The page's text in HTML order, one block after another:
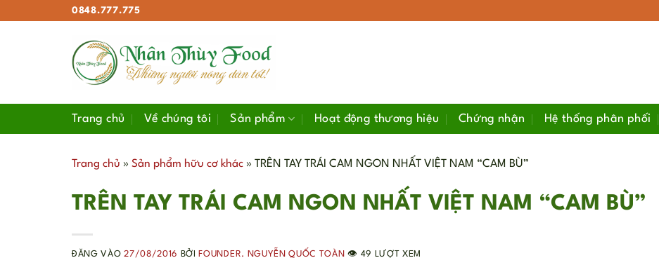
0848.777.775
Trang chủ Về chúng tôi Sản phẩm Hoạt động thương hiệu Chứng nhận Hệ thống phân phối
Trang chủ » Sản phẩm hữu cơ khác » TRÊN TAY TRÁI CAM NGON NHẤT VIỆT NAM “CAM BÙ”
TRÊN TAY TRÁI CAM NGON NHẤT VIỆT NAM “CAM BÙ”
ĐĂNG VÀO27/08/2016 BỞI FOUNDER. NGUYỄN QUỐC TOÀN 👁️ 49 LƯỢT XEM